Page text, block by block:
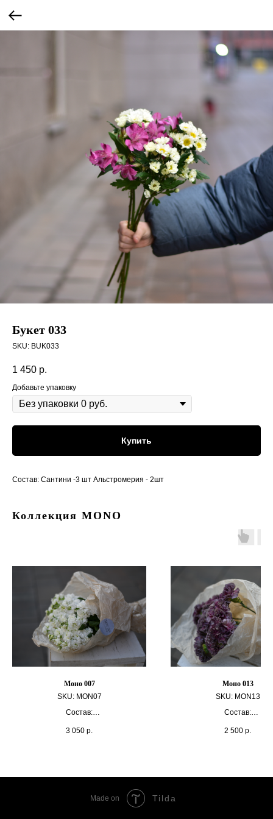
Букет 033
SKU: BUK033
1 450 р.
Добавьте упаковку
Купить
Состав: Сантини -3 шт Альстромерия - 2шт
Коллекция MONO
Моно 007
SKU: MON07
Состав:
Крафт
3 050 р.
Моно 013
SKU: MON13
Состав:
Крафт
2 500 р.
Made on Tilda